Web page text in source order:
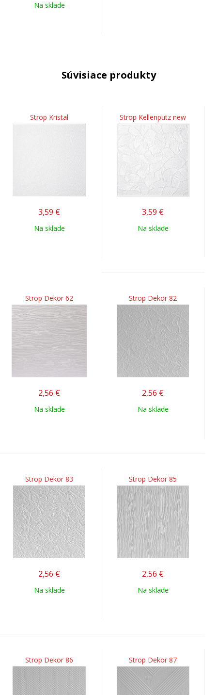
Na sklade
Súvisiace produkty
Strop Kristal
3,59 €
Na sklade
Strop Kellenputz new
3,59 €
Na sklade
Strop Dekor 62
2,56 €
Na sklade
Strop Dekor 82
2,56 €
Na sklade
Strop Dekor 83
2,56 €
Na sklade
Strop Dekor 85
2,56 €
Na sklade
Strop Dekor 86 Strop Dekor 87